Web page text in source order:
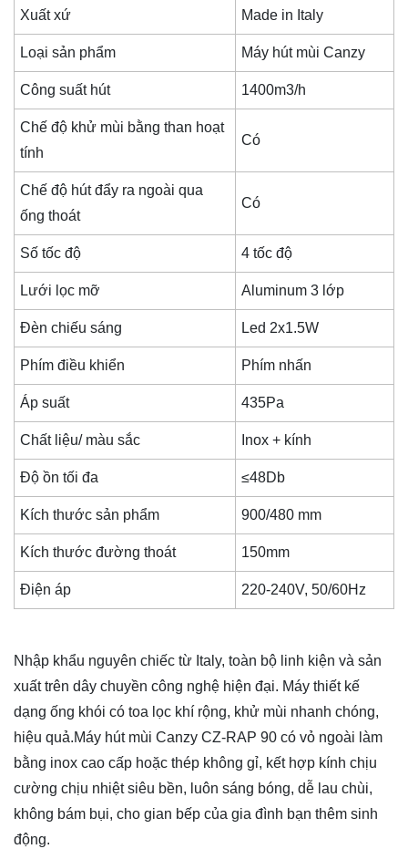
Xuất xứ Made in Italy
Loại sản phẩm Máy hút mùi Canzy
Công suất hút 1400m3/h
Chế độ khử mùi bằng than hoạt
tính
Có
Chế độ hút đẩy ra ngoài qua
ống thoát
Có
Số tốc độ 4 tốc độ
Lưới lọc mỡ Aluminum 3 lớp
Đèn chiếu sáng Led 2x1.5W
Phím điều khiển Phím nhấn
Áp suất 435Pa
Chất liệu/ màu sắc Inox + kính
Độ ồn tối đa ≤48Db
Kích thước sản phẩm 900/480 mm
Kích thước đường thoát 150mm
Điện áp 220-240V, 50/60Hz
Nhập khẩu nguyên chiếc từ Italy, toàn bộ linh kiện và sản
xuất trên dây chuyền công nghệ hiện đại. Máy thiết kế
dạng ống khói có toa lọc khí rộng, khử mùi nhanh chóng,
hiệu quả.Máy hút mùi Canzy CZ-RAP 90 có vỏ ngoài làm
bằng inox cao cấp hoặc thép không gỉ, kết hợp kính chịu
cường chịu nhiệt siêu bền, luôn sáng bóng, dễ lau chùi,
không bám bụi, cho gian bếp của gia đình bạn thêm sinh
động.